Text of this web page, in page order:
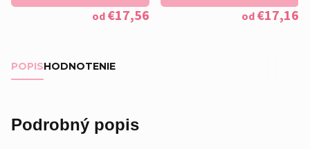
od€17,56 od€17,16
POPISHODNOTENIE
Podrobný popis